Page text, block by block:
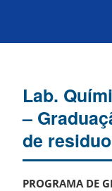
Lab.
–
de
PROGRAMA DE